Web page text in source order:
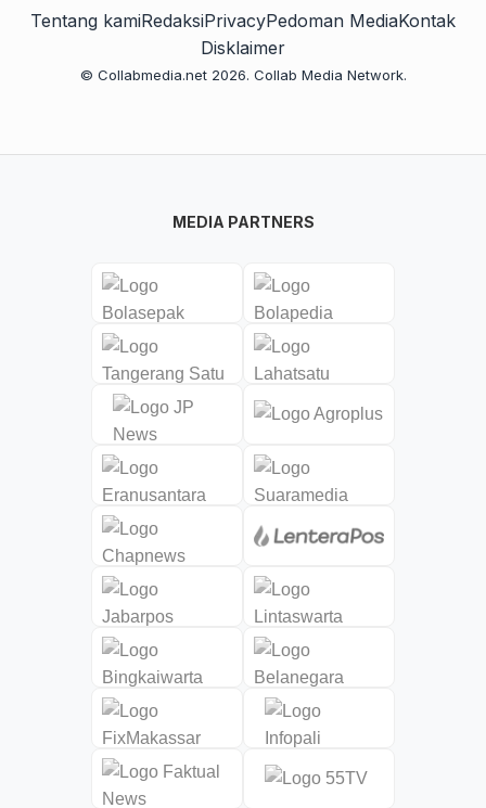
Tentang kamiRedaksiPrivacyPedoman MediaKontak
Disklaimer
© Collabmedia.net 2026. Collab Media Network.
MEDIA PARTNERS